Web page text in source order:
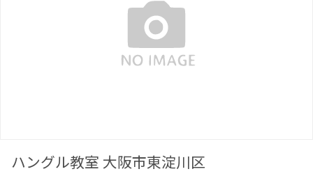
ハングル教室 大阪市東淀川区